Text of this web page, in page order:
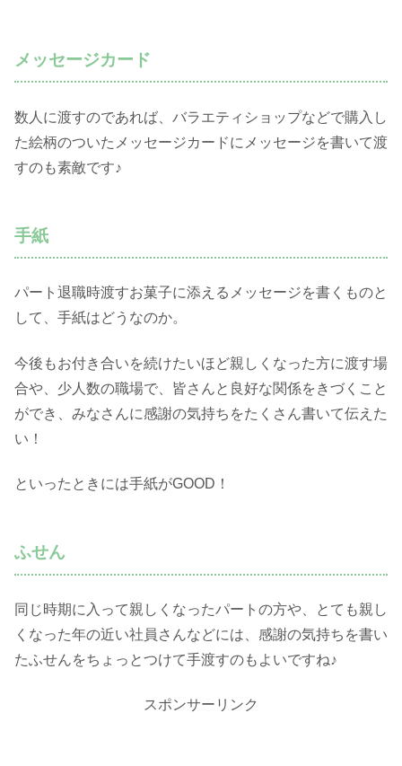
メッセージカード
数人に渡すのであれば、バラエティショップなどで購入し
た絵柄のついたメッセージカードにメッセージを書いて渡
すのも素敵です♪
手紙
パート退職時渡すお菓子に添えるメッセージを書くものと
して、手紙はどうなのか。
今後もお付き合いを続けたいほど親しくなった方に渡す場
合や、少人数の職場で、皆さんと良好な関係をきづくこと
ができ、みなさんに感謝の気持ちをたくさん書いて伝えた
い！
といったときには手紙がGOOD！
ふせん
同じ時期に入って親しくなったパートの方や、とても親し
くなった年の近い社員さんなどには、感謝の気持ちを書い
たふせんをちょっとつけて手渡すのもよいですね♪
スポンサーリンク